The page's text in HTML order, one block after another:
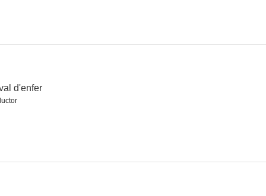
d'enfer